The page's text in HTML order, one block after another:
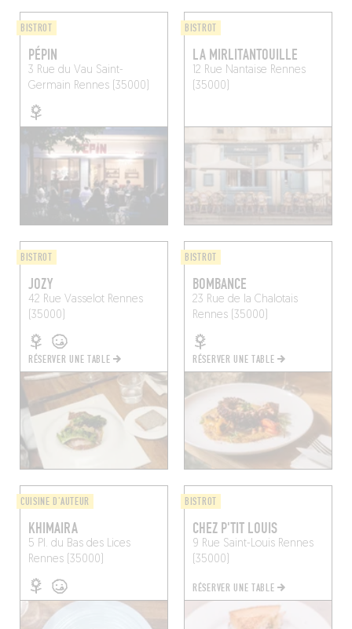
BISTROT
PÉPIN
3 Rue du Vau Saint-
Germain Rennes (35000)
BISTROT
LA MIRLITANTOUILLE
12 Rue Nantaise Rennes
(35000)
BISTROT
JOZY
42 Rue VasselotRennes
(35000)
RÉSERVER UNE TABLE
BISTROT
BOMBANCE
23 Rue de la Chalotais
Rennes (35000)
RÉSERVER UNE TABLE
CUISINE D'AUTEUR
KHIMAIRA
5 Pl. du Bas des Lices
Rennes (35000)
BISTROT
CHEZ P'TIT LOUIS
9 Rue Saint-Louis Rennes
(35000)
RÉSERVER UNE TABLE